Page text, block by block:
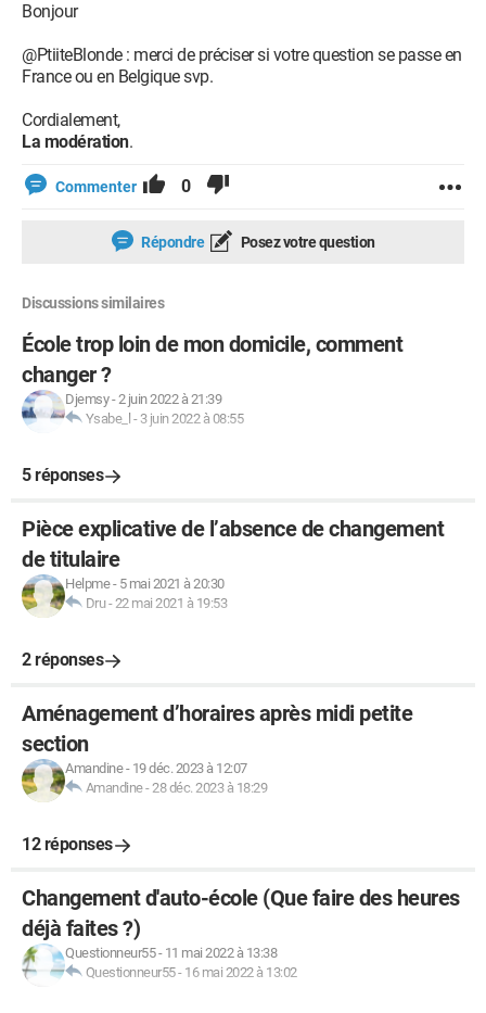
Bonjour
@PtiiteBlonde : merci de préciser si votre question se passe en
France ou en Belgique svp.
Cordialement,
La modération.
Commenter 0
Répondre Posez votre question
Discussions similaires
École trop loin de mon domicile, comment
changer ?
Djemsy-2 juin 2022 à 21:39
Ysabe_l - 3 juin 2022 à 08:55
5 réponses
Pièce explicative de l’absence de changement
de titulaire
Helpme- 5 mai 2021 à 20:30
Dru-22 mai 2021 à 19:53
2 réponses
Aménagement d’horaires après midi petite
section
Amandine- 19 déc. 2023 à 12:07
Amandine-28 déc. 2023 à 18:29
12 réponses
Changement d'auto-école (Que faire des heures
déjà faites ?)
Questionneur55- 11 mai 2022 à 13:38
Questionneur55- 16 mai 2022 à 13:02